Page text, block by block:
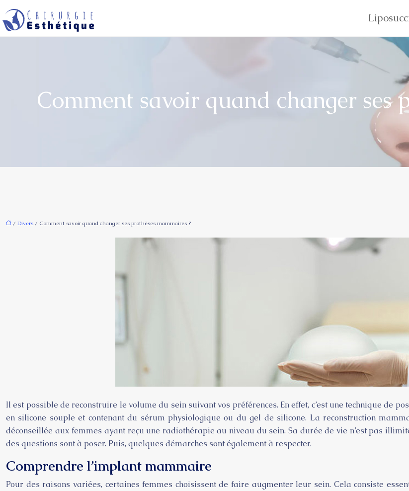
Comment savoir quand changer ses
/ Divers / Comment savoir quand changer ses prothèses mammaires ?
Il est possible de reconstruire le volume du sein suivant vos préférences. En effet, c’est une technique de
en silicone souple et contenant du sérum physiologique ou du gel de silicone. La reconstruction
déconseillée aux femmes ayant reçu une radiothérapie au niveau du sein. Sa durée de vie n’est pas
des questions sont à poser. Puis, quelques démarches sont également à respecter.
Comprendre l’implant mammaire
Pour des raisons variées, certaines femmes choisissent de faire augmenter leur sein. Cela consiste